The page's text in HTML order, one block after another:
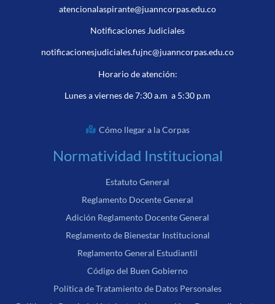
atencionalaspirante@juanncorpas.edu.co
Notificaciones Judiciales
notificacionesjudiciales.fujnc@juanncorpas.edu.co
Horario de atención:
Lunes a viernes de 7:30 a.m a 5:30 p.m
Cómo llegar a la Corpas
Normatividad Institucional
Estatuto General
Reglamento Docente General
Adición Reglamento Docente General
Reglamento de Bienestar Institucional
Reglamento General Estudiantil
Código del Buen Gobierno
Política de Tratamiento de Datos Personales